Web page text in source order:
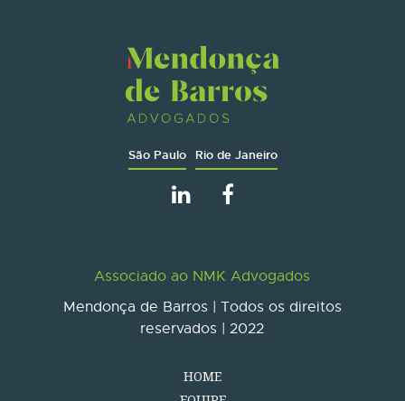
São Paulo Rio de Janeiro
Associado ao NMK Advogados
Mendonça de Barros | Todos os direitos
reservados | 2022
HOME